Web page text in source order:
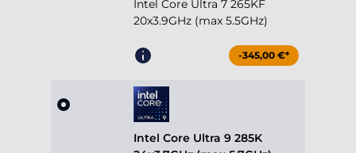
Intel Core Ultra 7 265KF
20x3.9GHz (max 5.5GHz)
-345,00 €*
Intel Core Ultra 9 285K